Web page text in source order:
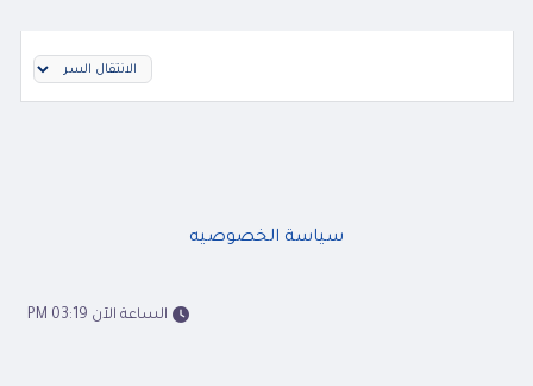
سياسة الخصوصيه
الساعة الآن 03:19 PM